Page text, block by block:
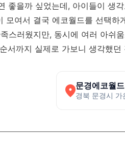
좋을까 싶었는데, 아이들이 생
모여서 결국 에코월드를 선택하
스러웠지만, 동시에 여러 아쉬
서까지 실제로 가보니 생각했
문경에코월드
경북 문경시 가